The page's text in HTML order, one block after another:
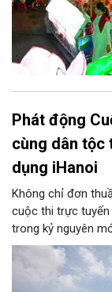
Phát động
cùng dân tộc
dụng iHanoi
Không chỉ đơn
cuộc thi trực
trong kỷ nguyên
chiến lược trong
thành niềm tin,